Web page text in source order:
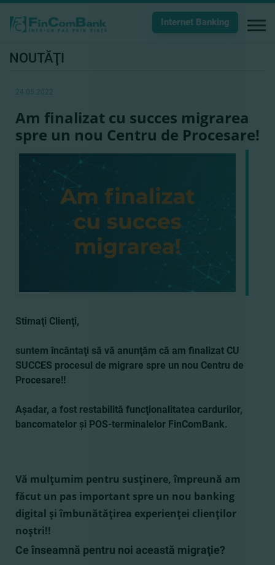
Internet Banking
NOUTĂŢI
24.05.2022
Am finalizat cu succes migrarea
spre un nou Centru de Procesare!
Stimaţi Clienţi,
suntem încântaţi să vă anunţăm că am finalizat CU
SUCCES procesul de migrare spre un nou Centru de
Procesare!!
Aşadar, a fost restabilită funcţionalitatea cardurilor,
bancomatelor şi POS-terminalelor FinComBank.
Vă mulţumim pentru susţinere, împreună am
făcut un pas important spre un nou banking
digital şi îmbunătăţirea experienţei clienţilor
noştri!!
Ce înseamnă pentru noi această migraţie?